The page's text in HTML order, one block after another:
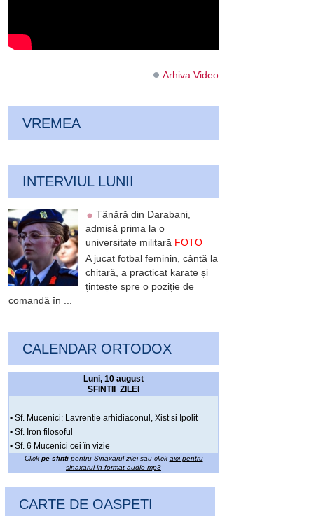
Arhiva Video
VREMEA
INTERVIUL LUNII
Tânără din Darabani,
admisă prima la o
universitate militară FOTO
A jucat fotbal feminin, cântă la
chitară, a practicat karate și
țintește spre o poziție de
comandă în ...
CALENDAR ORTODOX
Luni, 10 august
SFINTII ZILEI
• Sf. Mucenici: Lavrentie arhidiaconul, Xist si Ipolit
• Sf. Iron filosoful
• Sf. 6 Mucenici cei în vizie
Click pe sfintipentru Sinaxarul zilei sau click aici pentru
sinaxarul in format audio mp3
CARTE DE OASPETI